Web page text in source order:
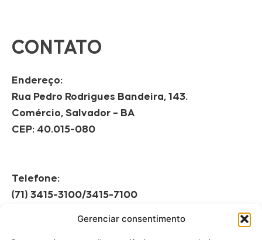
Gerenciar consentimento
CONTATO
Endereço:
Rua Pedro Rodrigues Bandeira, 143.
Comércio, Salvador – BA
CEP: 40.015-080
Telefone:
(71) 3415-3100/3415-7100
Horário de Funcionamento: